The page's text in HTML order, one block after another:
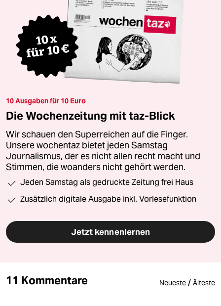
10 Ausgaben für 10 Euro
Die Wochenzeitung mit taz-Blick
Wir schauen den Superreichen auf die Finger.
Unsere wochentaz bietet jeden Samstag
Journalismus, der es nicht allen recht macht und
Stimmen, die woanders nicht gehört werden.
Jeden Samstag als gedruckte Zeitung frei Haus
Zusätzlich digitale Ausgabe inkl. Vorlesefunktion
Jetzt kennenlernen
11 Kommentare Neueste / Älteste